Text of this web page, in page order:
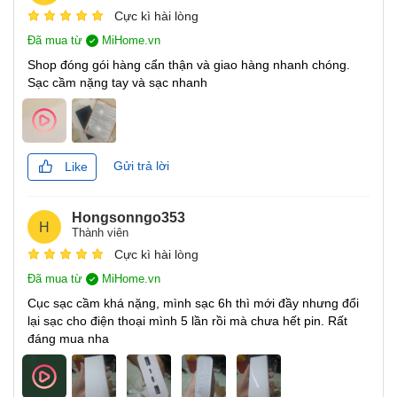
sạc đầu vào cho pin và sạc đầu ra cho các thiết bị. Quá
trình thử nghiệm cho thấy Pin dự phòng PB100DZM có thể
K40 Pro chỉ trong 2.6 giờ, con số này với iPhone 13 là 2
giờ.
Cực kì hài lòng
Đã mua từ MiHome.vn
Shop đóng gói hàng cẩn thận và giao hàng nhanh chóng.
Sạc cầm nặng tay và sạc nhanh
Like Gửi trả lời
H
Hongsonngo353
Thành viên
Cực kì hài lòng
Đã mua từ MiHome.vn
Cục sạc cầm khá nặng, mình sạc 6h thì mới đầy nhưng đổi
lại sạc cho điện thoại mình 5 lần rồi mà chưa hết pin. Rất
đáng mua nha